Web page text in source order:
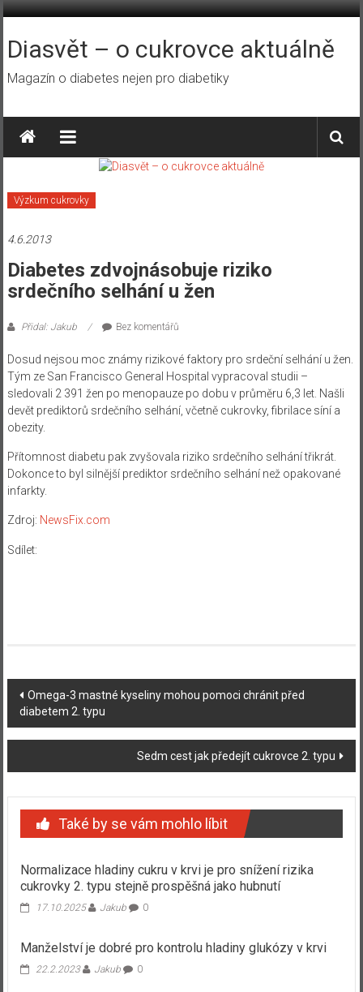
Přeskočit
obsah
Diasvět – o cukrovce aktuálně
Magazín o diabetes nejen pro diabetiky
Výzkum cukrovky
4.6.2013
Diabetes zdvojnásobuje riziko
srdečního selhání u žen
Přidal: Jakub Bez komentářů
Dosud nejsou moc známy rizikové faktory pro srdeční selhání u žen.
Tým ze San Francisco General Hospital vypracoval studii –
sledovali 2 391 žen po menopauze po dobu v průměru 6,3 let. Našli
devět prediktorů srdečního selhání, včetně cukrovky, fibrilace síní a
obezity.
Přítomnost diabetu pak zvyšovala riziko srdečního selhání třikrát.
Dokonce to byl silnější prediktor srdečního selhání než opakované
infarkty.
Zdroj: NewsFix.com
Sdílet:
Navigace
příspěvku
Omega-3 mastné kyseliny mohou pomoci chránit před
diabetem 2. typu
Sedm cest jak předejít cukrovce 2. typu
Také by se vám mohlo líbit
Normalizace hladiny cukru v krvi je pro snížení rizika
cukrovky 2. typu stejně prospěšná jako hubnutí
17.10.2025 Jakub 0
Manželství je dobré pro kontrolu hladiny glukózy v krvi
22.2.2023 Jakub 0